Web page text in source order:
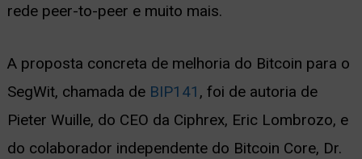
rede peer-to-peer e muito mais.
A proposta concreta de melhoria do Bitcoin para o
SegWit, chamada de BIP141 , foi de autoria de
Pieter Wuille, do CEO da Ciphrex, Eric Lombrozo, e
do colaborador independente do Bitcoin Core, Dr.